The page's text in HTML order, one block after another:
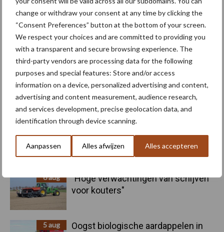
change or withdraw your consent at any time by clicking the
“Consent Preferences” button at the bottom of your screen.
We respect your choices and are committed to providing you
with a transparent and secure browsing experience. The
third-party vendors are processing data for the following
purposes and special features: Store and/or access
information on a device, personalized advertising and content,
advertising and content measurement, audience research,
and services development, precise geolocation data, and
identification through device scanning.
Aanpassen Alles afwijzen Alles accepteren
Primaire
Recent nieuws Partner nieuws
6 aug
"Hoge verwachtingen van schijven
voor kouters"
5 aug
Oogst biologische aardappelen in
Aardappelen poten Uien zaaien
Toon meer